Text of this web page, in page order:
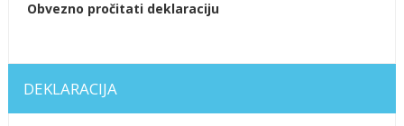
Obvezno pročitati deklaraciju
DEKLARACIJA